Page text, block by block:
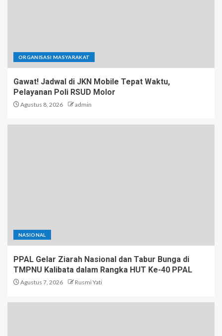
ORGANISASI MASYARAKAT
Gawat! Jadwal di JKN Mobile Tepat Waktu,
Pelayanan Poli RSUD Molor
Agustus 8, 2026 admin
NASIONAL
PPAL Gelar Ziarah Nasional dan Tabur Bunga di
TMPNU Kalibata dalam Rangka HUT Ke-40 PPAL
Agustus 7, 2026 Rusmi Yati